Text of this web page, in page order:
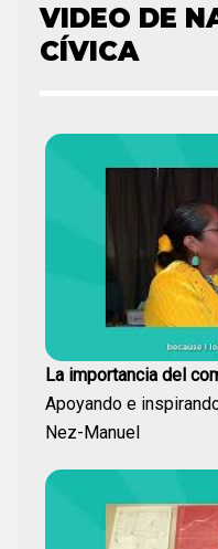
VIDEO DE
CÍVICA
La importancia del
Apoyando e
Nez-Manuel